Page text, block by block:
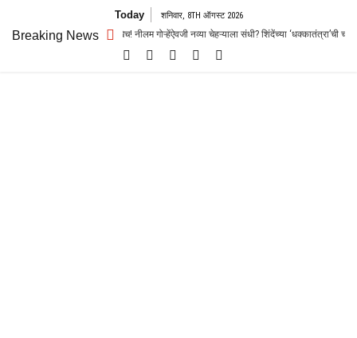
content
Today शनिवार, 8TH ऑगस्ट 2026
Breaking News
जोरदार रस्सीखेच! नीलम गोऱ्हेंऐवजी नव्या चेहऱ्याला संधी? शिंदेंच्या ‘धक्कातंत्रा’ची चर्चा